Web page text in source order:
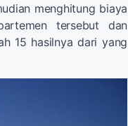
menghitung biaya
tersebut dan
15 hasilnya dari yang